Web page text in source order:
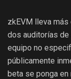
zkEVM lleva más
dos auditorías de
equipo no
públicamente
beta se ponga en